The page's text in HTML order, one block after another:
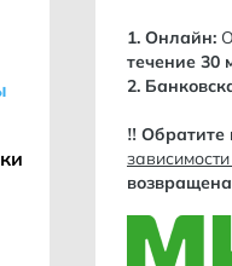
1. Онлайн:
течение 30
2.
‼️ Обратите